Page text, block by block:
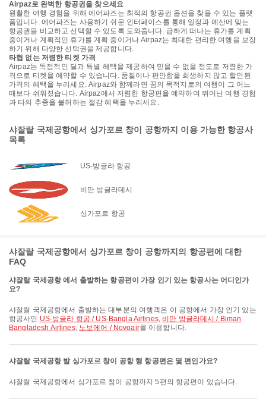
Airpaz로 완벽한 항공권을 찾으세요
원활한 여행 경험을 위해 에어파즈는 최적의 항공권 옵션을 찾을 수 있는 플랫
폼입니다. 에어파즈는 사용하기 쉬운 인터페이스를 통해 일정과 예산에 맞는
항공권을 비교하고 선택할 수 있도록 도와줍니다. 급하게 떠나는 휴가를 계획
중이거나 계획적인 휴가를 계획 중이거나 Airpaz는 최대한 편리한 여행을 보장
하기 위해 다양한 선택권을 제공합니다.
타협 없는 저렴한 티켓 가격
Airpaz는 독점적인 딜과 특별 혜택을 제공하여 믿을 수 없을 정도로 저렴한 가
격으로 티켓을 예약할 수 있습니다. 품질이나 편안함을 희생하지 않고 할인된
가격의 혜택을 누리세요. Airpaz와 함께라면 꿈의 목적지로의 여행이 그 어느
때보다 쉬워졌습니다. Airpaz에서 저렴한 항공편을 예약하여 뛰어난 여행 경험
과 타의 추종을 불허하는 절감 혜택을 누리세요.
샤잘랄 국제공항에서 싱가포르 창이 공항까지 이용 가능한 항공사
목록
US-방글라 항공
비만 방글라데시
싱가포르 항공
샤잘랄 국제공항에서 싱가포르 창이 공항까지의 항공편에 대한
FAQ
샤잘랄 국제공항 에서 출발하는 항공편이 가장 인기 있는 항공사는 어디인가
요?
샤잘랄 국제공항에서 출발하는 대부분의 여행객은 이 공항에서 가장 인기 있는
항공사인 US-방글라 항공 / US-Bangla Airlines, 비만 방글라데시 / Biman
Bangladesh Airlines, 노보에어 / Novoair를 이용합니다.
샤잘랄 국제공항 발 싱가포르 창이 공항 행 항공편은 몇 편인가요?
샤잘랄 국제공항에서 싱가포르 창이 공항까지 5편의 항공편이 있습니다.